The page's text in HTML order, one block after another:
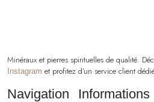
Minéraux et pierres spirituelles de qualité.
Instagram et profitez d’un service client
Navigation Informations